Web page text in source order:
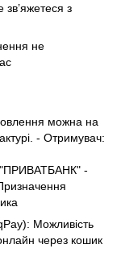
з
не
можна на
- Отримувач:
"ПРИВАТБАНК" -
Можливість
через кошик